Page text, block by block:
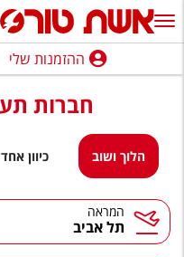
ההזמנות שלי
נופש בארץ
חופשה לפי סגנון
מלונות באילת
טיולים מאורגנים
ההזמנות שלי
חברות
הלוך ושוב כיוון אחד
המראה
תל אביב